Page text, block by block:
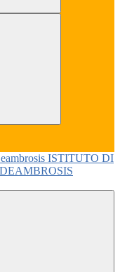
ISTITUTO DI